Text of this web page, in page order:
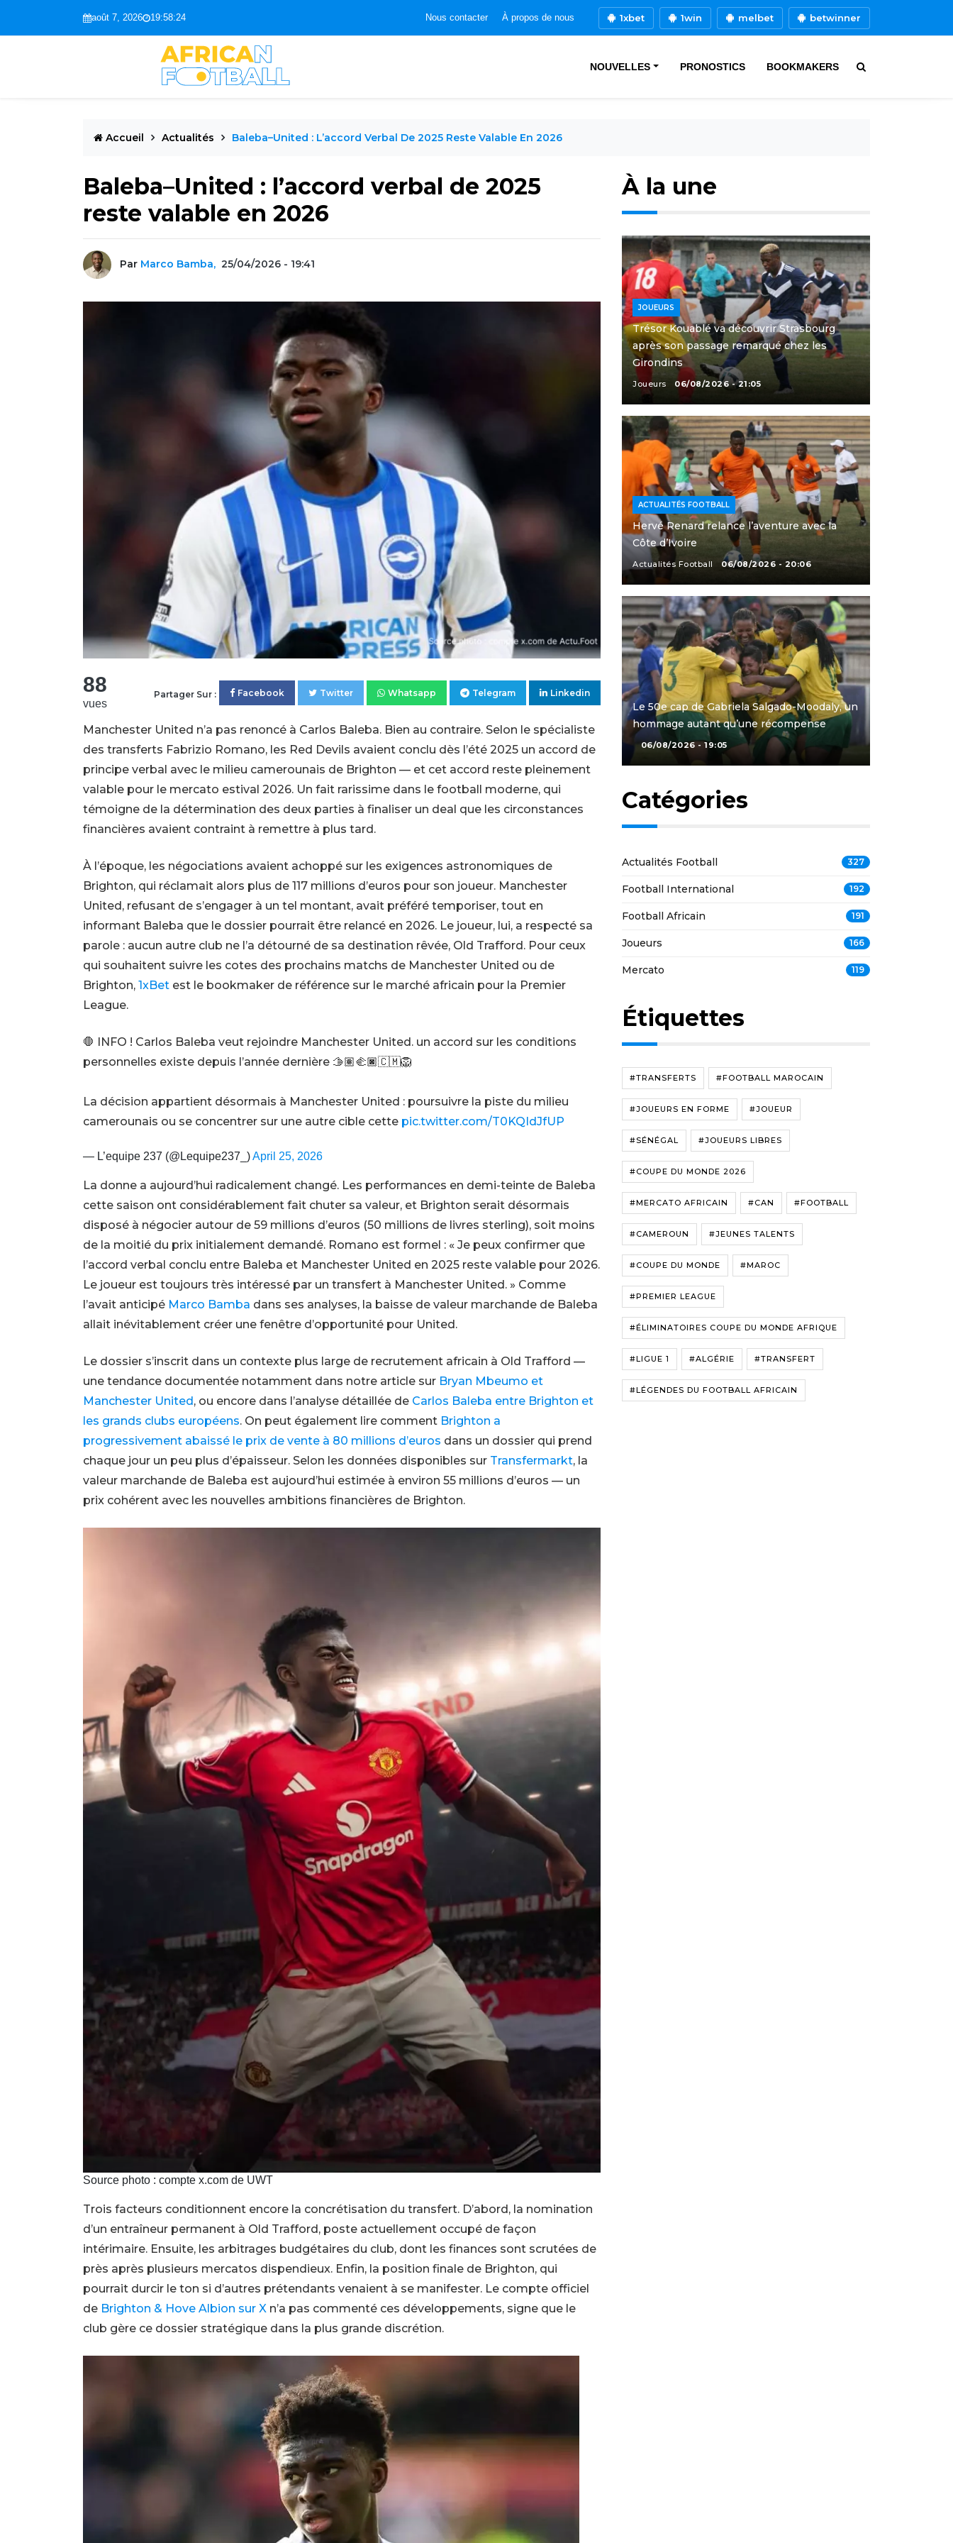
août 7, 2026 19:58:26 Nous contacter À propos de nous 1xbet 1win melbet betwinner
NOUVELLES PRONOSTICS BOOKMAKERS
Accueil Actualités Baleba–United : L’accord Verbal De 2025 Reste Valable En 2026
Baleba–United : l’accord verbal de 2025
reste valable en 2026
Par Marco Bamba, 25/04/2026 - 19:41
88
vues
Partager Sur : Facebook Twitter Whatsapp Telegram Linkedin
Manchester United n’a pas renoncé à Carlos Baleba. Bien au contraire. Selon le spécialiste
des transferts Fabrizio Romano, les Red Devils avaient conclu dès l’été 2025 un accord de
principe verbal avec le milieu camerounais de Brighton — et cet accord reste pleinement
valable pour le mercato estival 2026. Un fait rarissime dans le football moderne, qui
témoigne de la détermination des deux parties à finaliser un deal que les circonstances
financières avaient contraint à remettre à plus tard.
À l’époque, les négociations avaient achoppé sur les exigences astronomiques de
Brighton, qui réclamait alors plus de 117 millions d’euros pour son joueur. Manchester
United, refusant de s’engager à un tel montant, avait préféré temporiser, tout en
informant Baleba que le dossier pourrait être relancé en 2026. Le joueur, lui, a respecté sa
parole : aucun autre club ne l’a détourné de sa destination rêvée, Old Trafford. Pour ceux
qui souhaitent suivre les cotes des prochains matchs de Manchester United ou de
Brighton, 1xBet est le bookmaker de référence sur le marché africain pour la Premier
League.
🛑 INFO ! Carlos Baleba veut rejoindre Manchester United. un accord sur les conditions
personnelles existe depuis l’année dernière 🫱🏽‍🫲🏿🇨🇲🦁
La décision appartient désormais à Manchester United : poursuivre la piste du milieu
camerounais ou se concentrer sur une autre cible cette pic.twitter.com/T0KQIdJfUP
— L’equipe 237 (@Lequipe237_)April 25, 2026
La donne a aujourd’hui radicalement changé. Les performances en demi-teinte de Baleba
cette saison ont considérablement fait chuter sa valeur, et Brighton serait désormais
disposé à négocier autour de 59 millions d’euros (50 millions de livres sterling), soit moins
de la moitié du prix initialement demandé. Romano est formel : « Je peux confirmer que
l’accord verbal conclu entre Baleba et Manchester United en 2025 reste valable pour 2026.
Le joueur est toujours très intéressé par un transfert à Manchester United. » Comme
l’avait anticipé Marco Bamba dans ses analyses, la baisse de valeur marchande de Baleba
allait inévitablement créer une fenêtre d’opportunité pour United.
Le dossier s’inscrit dans un contexte plus large de recrutement africain à Old Trafford —
une tendance documentée notamment dans notre article sur Bryan Mbeumo et
Manchester United, ou encore dans l’analyse détaillée de Carlos Baleba entre Brighton et
les grands clubs européens. On peut également lire comment Brighton a
progressivement abaissé le prix de vente à 80 millions d’euros dans un dossier qui prend
chaque jour un peu plus d’épaisseur. Selon les données disponibles sur Transfermarkt, la
valeur marchande de Baleba est aujourd’hui estimée à environ 55 millions d’euros — un
prix cohérent avec les nouvelles ambitions financières de Brighton.
Source photo : compte x.com de UWT
Trois facteurs conditionnent encore la concrétisation du transfert. D’abord, la nomination
d’un entraîneur permanent à Old Trafford, poste actuellement occupé de façon
intérimaire. Ensuite, les arbitrages budgétaires du club, dont les finances sont scrutées de
près après plusieurs mercatos dispendieux. Enfin, la position finale de Brighton, qui
pourrait durcir le ton si d’autres prétendants venaient à se manifester. Le compte officiel
de Brighton & Hove Albion sur X n’a pas commenté ces développements, signe que le
club gère ce dossier stratégique dans la plus grande discrétion.
À la une
JOUEURS
Trésor Kouablé va découvrir Strasbourg
après son passage remarqué chez les
Girondins
Joueurs 06/08/2026 - 21:05
ACTUALITÉS FOOTBALL
Hervé Renard relance l’aventure avec la
Côte d’Ivoire
Actualités Football 06/08/2026 - 20:06
Le 50e cap de Gabriela Salgado-Moodaly, un
hommage autant qu’une récompense
06/08/2026 - 19:05
Catégories
Actualités Football 327
Football International 192
Football Africain 191
Joueurs 166
Mercato 119
Étiquettes
#TRANSFERTS #FOOTBALL MAROCAIN
#JOUEURS EN FORME #JOUEUR
#SÉNÉGAL #JOUEURS LIBRES
#COUPE DU MONDE 2026
#MERCATO AFRICAIN #CAN #FOOTBALL
#CAMEROUN #JEUNES TALENTS
#COUPE DU MONDE #MAROC
#PREMIER LEAGUE
#ÉLIMINATOIRES COUPE DU MONDE AFRIQUE
#LIGUE 1 #ALGÉRIE #TRANSFERT
#LÉGENDES DU FOOTBALL AFRICAIN